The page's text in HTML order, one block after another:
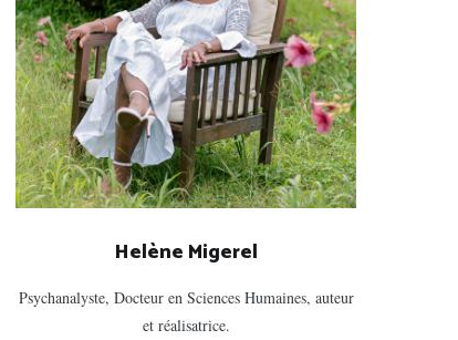
Helène Migerel
Psychanalyste, Docteur en Sciences Humaines, auteur
et réalisatrice.